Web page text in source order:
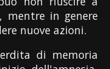
mentre in genere
nuove azioni.
di memoria